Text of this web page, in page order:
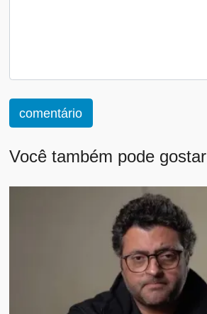
comentário
Você também pode gostar